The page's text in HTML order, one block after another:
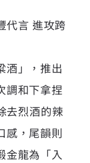
代言 進攻跨
酒」，推出
調和下拿捏
去烈酒的辣
感，尾韻則
金龍為「入